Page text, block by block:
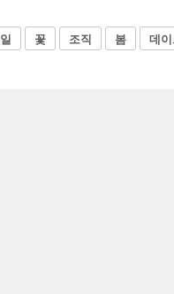
일 꽃 조직 봄 데이